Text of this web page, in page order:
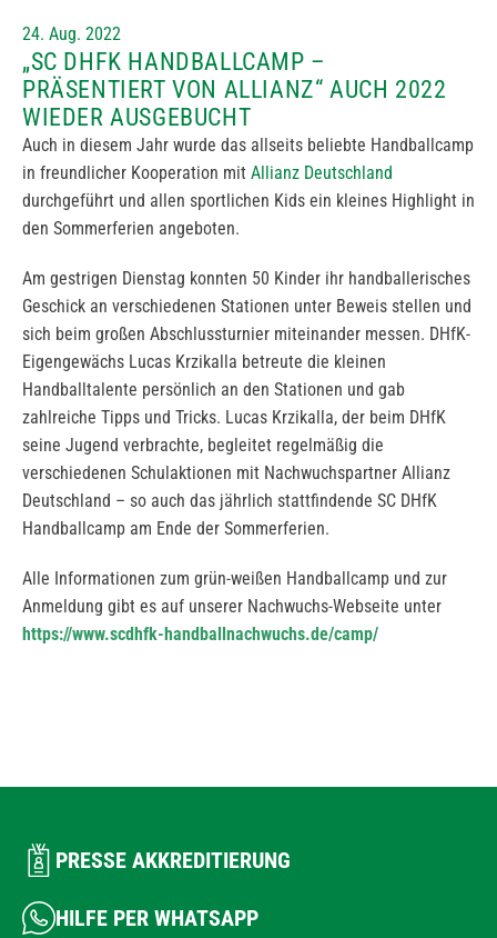
24. Aug. 2022
„SC DHFK HANDBALLCAMP –
PRÄSENTIERT VON ALLIANZ“ AUCH 2022
WIEDER AUSGEBUCHT
Auch in diesem Jahr wurde das allseits beliebte Handballcamp
in freundlicher Kooperation mit Allianz Deutschland
durchgeführt und allen sportlichen Kids ein kleines Highlight in
den Sommerferien angeboten.
Am gestrigen Dienstag konnten 50 Kinder ihr handballerisches
Geschick an verschiedenen Stationen unter Beweis stellen und
sich beim großen Abschlussturnier miteinander messen. DHfK-
Eigengewächs Lucas Krzikalla betreute die kleinen
Handballtalente persönlich an den Stationen und gab
zahlreiche Tipps und Tricks. Lucas Krzikalla, der beim DHfK
seine Jugend verbrachte, begleitet regelmäßig die
verschiedenen Schulaktionen mit Nachwuchspartner Allianz
Deutschland – so auch das jährlich stattfindende SC DHfK
Handballcamp am Ende der Sommerferien.
Alle Informationen zum grün-weißen Handballcamp und zur
Anmeldung gibt es auf unserer Nachwuchs-Webseite unter
https://www.scdhfk-handballnachwuchs.de/camp/
PRESSE AKKREDITIERUNG
HILFE PER WHATSAPP